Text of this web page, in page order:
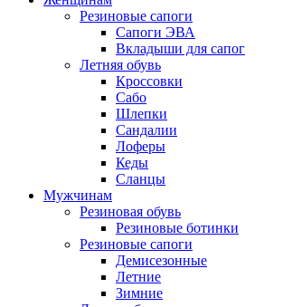
Резиновые сапоги
Cапоги ЭВА
Вкладыши для сапог
Летняя обувь
Кроссовки
Сабо
Шлепки
Сандалии
Лоферы
Кеды
Сланцы
Мужчинам
Резиновая обувь
Резиновые ботинки
Резиновые сапоги
Демисезонные
Летние
Зимние